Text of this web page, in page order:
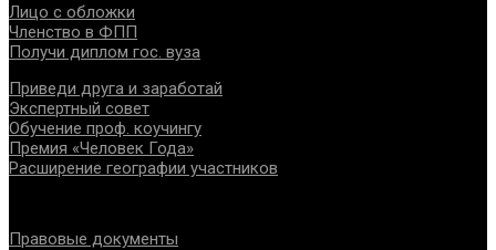
Лицо с обложки
Членство в ФПП
Получи диплом гос. вуза
Приведи друга и заработай
Экспертный совет
Обучение проф. коучингу
Премия «Человек Года»
Расширение географии участников
Правовые документы